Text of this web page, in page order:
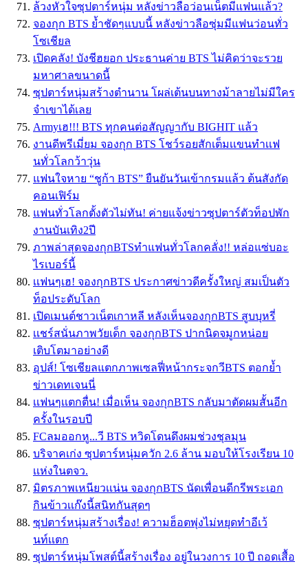
ล้วงหัวใจซุปตาร์หนุ่ม หลังข่าวลือว่อนเน็ตมีแฟนแล้ว?
จองกุก BTS ย้ำชัดๆแบบนี้ หลังข่าวลือซุ่มมีแฟนว่อนทั่ว
โซเชียล
เปิดคลัง! บังชีฮยอก ประธานค่าย BTS ไม่คิดว่าจะรวย
มหาศาลขนาดนี้
ซุปตาร์หนุ่มสร้างตำนาน โผล่เต้นบนทางม้าลายไม่มีใคร
จำเขาได้เลย
Armyเฮ!!! BTS ทุกคนต่อสัญญากับ BIGHIT แล้ว
งานดีพรีเมี่ยม จองกุก BTS โชว์รอยสักเต็มเเขนทำเเฟ
นทั่วโลกว้าวุ่น
แฟนใจหาย “ชูก้า BTS” ยืนยันวันเข้ากรมแล้ว ต้นสังกัด
คอนเฟิร์ม
แฟนทั่วโลกตั้งตัวไม่ทัน! ค่ายแจ้งข่าวซุปตาร์ตัวท็อปพัก
งานบันเทิง2ปี
ภาพล่าสุดจองกุกBTSทำแฟนทั่วโลกคลั่ง!! หล่อแซ่บอะ
ไรเบอร์นี้
เเฟนๆเฮ! จองกุกBTS ประกาศข่าวดีครั้งใหญ่ สมเป็นตัว
ท็อประดับโลก
เปิดเมนต์ชาวเน็ตเกาหลี หลังเห็นจองกุกBTS สูบบุหรี่
เเชร์สนั่นภาพวัยเด็ก จองกุกBTS ปากนิดจมูกหน่อย
เติบโตมาอย่างดี
อุปส์! โซเชียลแตกภาพเซลฟี่หน้ากระจกวีBTS ตอกย้ำ
ข่าวเดทเจนนี่
เเฟนๆเเตกตื่น! เมื่อเห็น จองกุกBTS กลับมาตัดผมสั้นอีก
ครั้งในรอบปี
FCลมออกหู...วี BTS หวิดโดนดึงผมช่วงชุลมุน
บริจาคเก่ง ซุปตาร์หนุ่มควัก 2.6 ล้าน มอบให้โรงเรียน 10
เเห่งในตจว.
มิตรภาพเหนียวเเน่น จองกุกBTS นัดเพื่อนดีกรีพระเอก
กินข้าวเเก๊งนี้สนิทกันสุดๆ
ซุปตาร์หนุ่มสร้างเรื่อง! ความฮ็อตพุ่งไม่หยุดทำอีเว้
นท์เเตก
ซุปตาร์หนุ่มโพสต์นี้สร้างเรื่อง อยู่ในวงการ 10 ปี ถอดเสื้อ